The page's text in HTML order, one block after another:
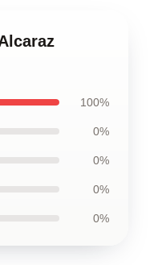
100%
0%
0%
0%
0%